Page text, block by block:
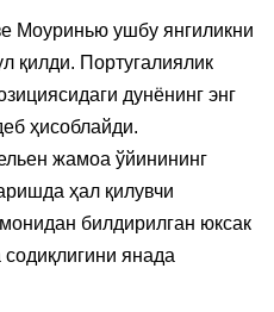
ушбу янгиликни
қилди. Португалиялик
дунёнинг энг
ҳисоблайди.
жамоа ўйинининг
ҳал қилувчи
билдирилган юксак
янада